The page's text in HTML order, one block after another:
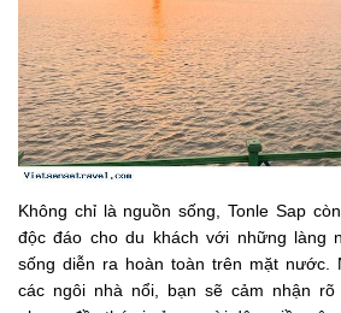
Không chỉ là nguồn sống, Tonle Sap
độc đáo cho du khách với những làng
sống diễn ra hoàn toàn trên mặt nước.
các ngôi nhà nổi, bạn sẽ cảm nhận